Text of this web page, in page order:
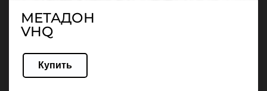
МЕТАДОН
VHQ
Купить